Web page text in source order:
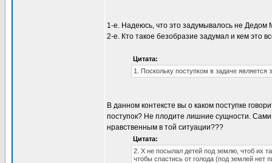
1-е. Надеюсь, что это задумывалось не
2-е. Кто такое безобразие задумал и кем это
Цитата:
1. Поскольку поступком в задаче является
В данном контексте вы о каком поступке
поступок? Не плодите лишние сущности.
нравственным в той ситуации???
Цитата:
2. Х не посылал детей под землю, чтоб их
чтобы спастись от голода (под землей нет